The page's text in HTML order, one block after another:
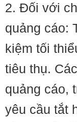
2. Đối với
quảng cáo:
kiệm tối
tiêu thụ.
quảng cáo,
yêu cầu tắt